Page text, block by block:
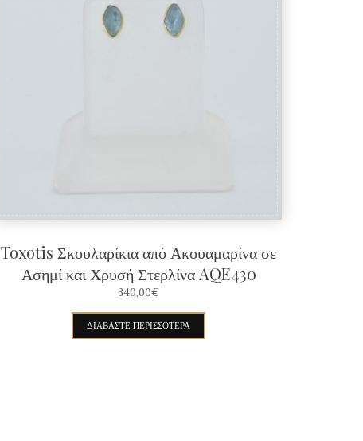
Toxotis Σκουλαρίκια από Ακουαμαρίνα σε
Ασημί και Χρυσή Στερλίνα AQE430
340,00€
ΔΙΑΒΆΣΤΕ ΠΕΡΙΣΣΌΤΕΡΑ